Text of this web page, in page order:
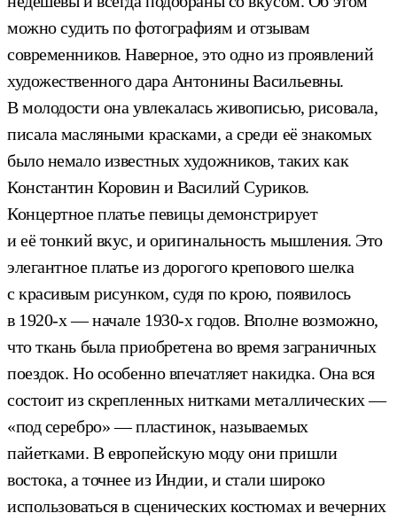
можно судить по фотографиям и отзывам
современников. Наверное, это одно из проявлений
художественного дара Антонины Васильевны.
В молодости она увлекалась живописью, рисовала,
писала масляными красками, а среди её знакомых
было немало известных художников, таких как
Константин Коровин и Василий Суриков.
Концертное платье певицы демонстрирует
и её тонкий вкус, и оригинальность мышления. Это
элегантное платье из дорогого крепового шелка
с красивым рисунком, судя по крою, появилось
в 1920-х — начале 1930-х годов. Вполне возможно,
что ткань была приобретена во время заграничных
поездок. Но особенно впечатляет накидка. Она вся
состоит из скрепленных нитками металлических —
«под серебро» — пластинок, называемых
пайетками. В европейскую моду они пришли
востока, а точнее из Индии, и стали широко
использоваться в сценических костюмах и вечерних